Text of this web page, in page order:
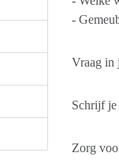
-
Vraag in
Schrijf je
Zorg